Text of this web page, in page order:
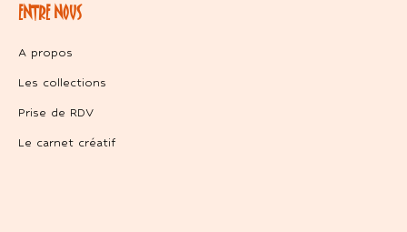
ENTRE NOUS
A propos
Les collections
Prise de RDV
Le carnet créatif